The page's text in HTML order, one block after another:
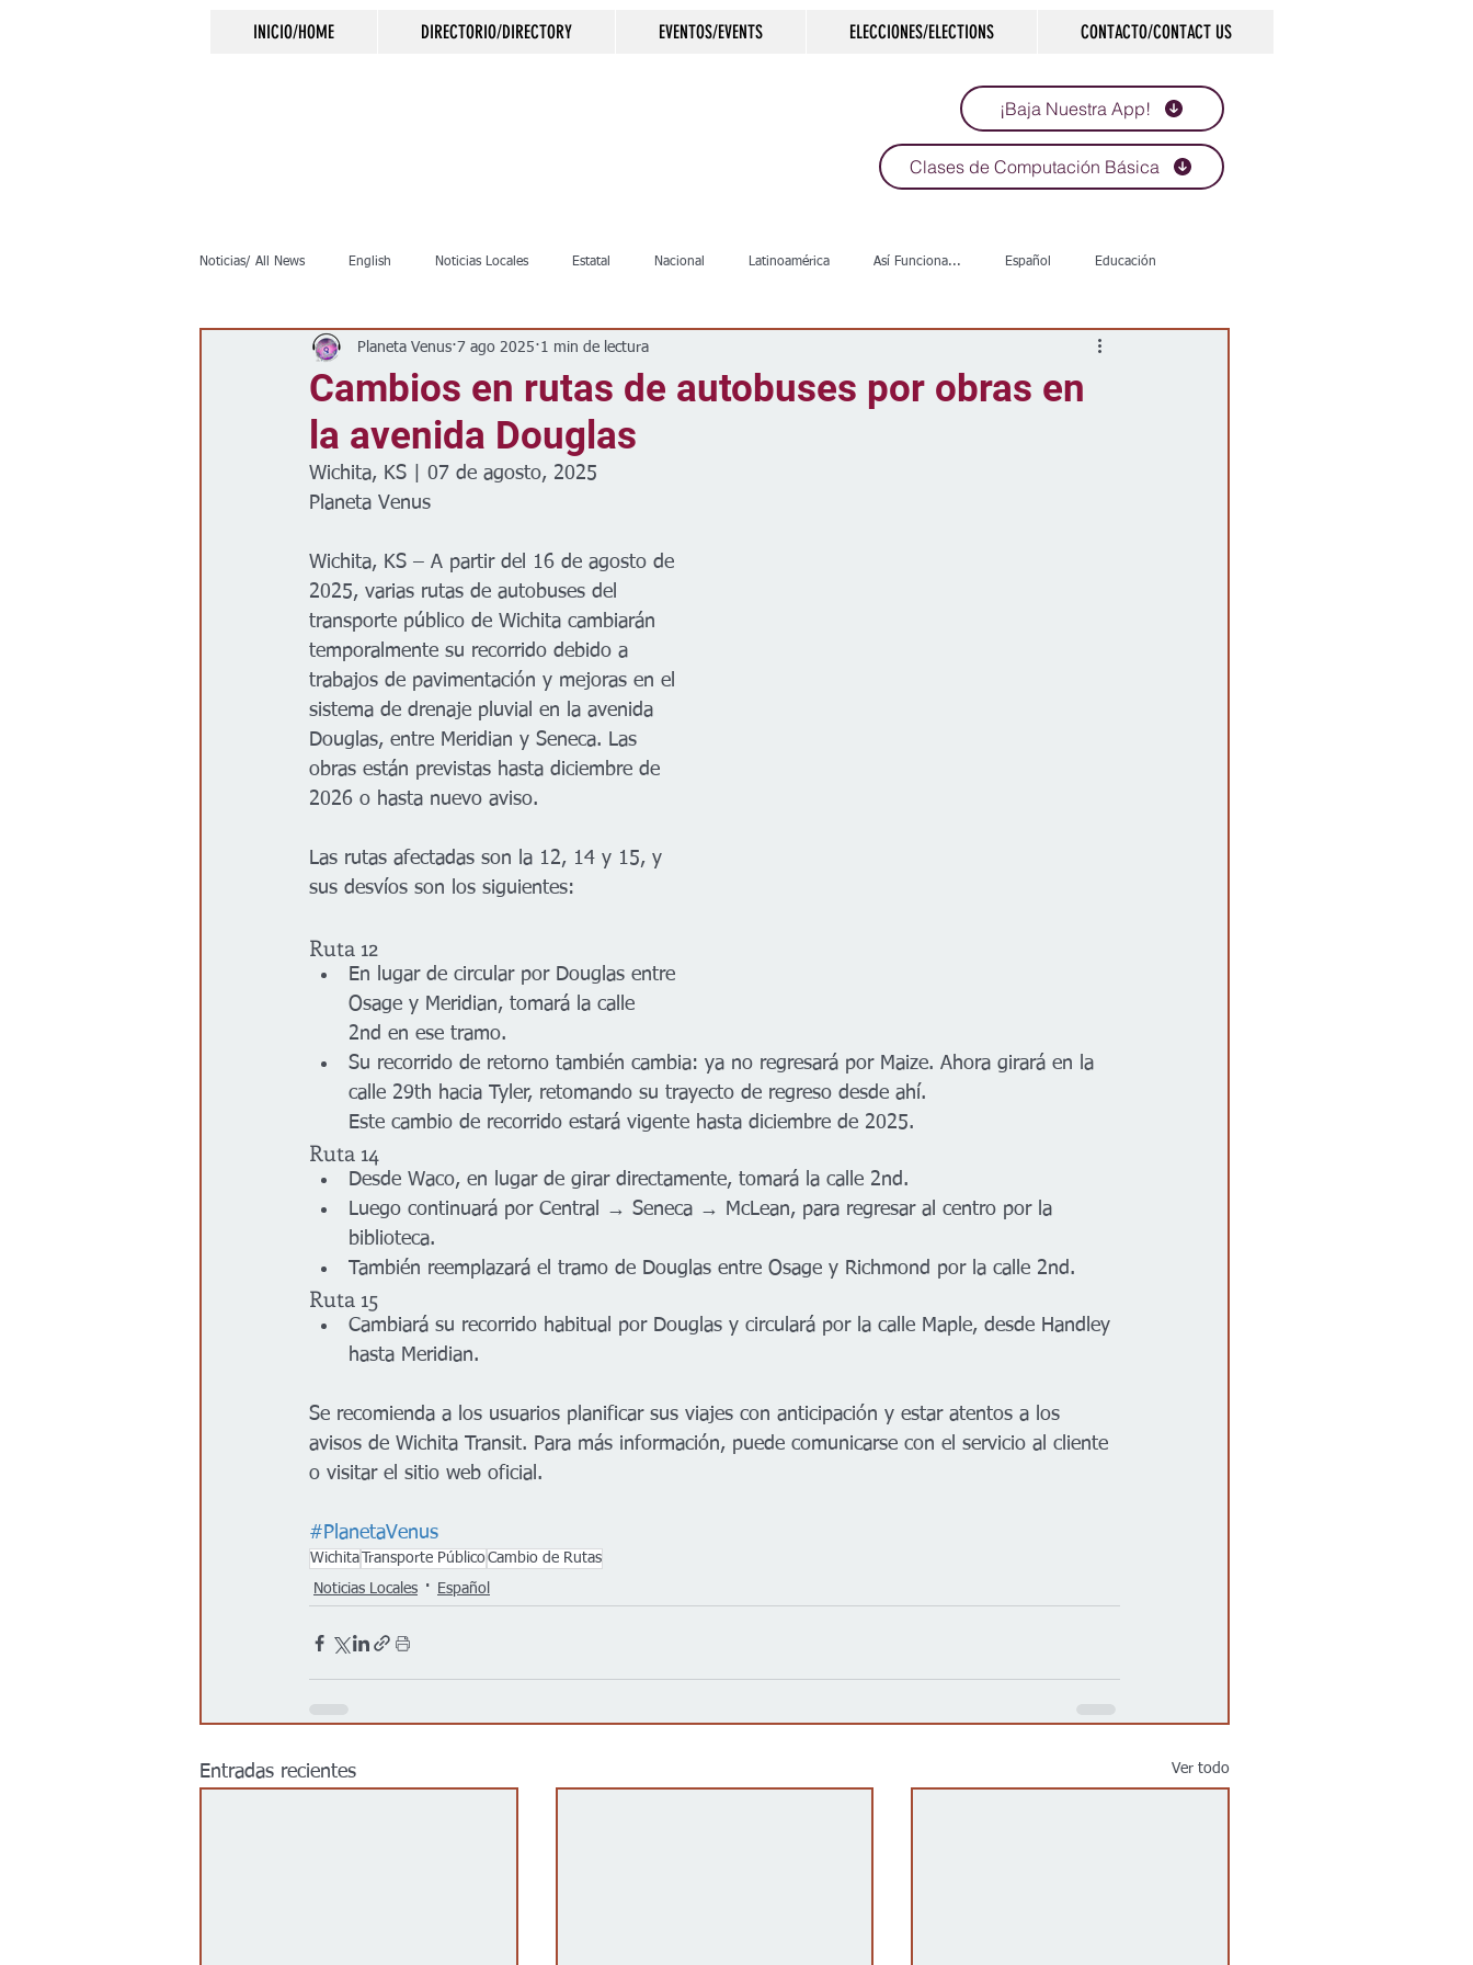
INICIO/HOME DIRECTORIO/DIRECTORY EVENTOS/EVENTS ELECCIONES/ELECTIONS CONTACTO/CONTACT US
¡Baja Nuestra App!
Clases de Computación Básica
Noticias/ All News English Noticias Locales Estatal Nacional Latinoamérica Así Funciona... Español Educación
Inmigración Crimen Negocios Salud Arte & Cultura
Clima Vivienda Escuelas Calles
Cambios en rutas de autobuses por obras en
la avenida Douglas
Planeta Venus 7 ago 2025 1 min de lectura
Wichita, KS | 07 de agosto, 2025
Planeta Venus
Wichita, KS – A partir del 16 de agosto de
2025, varias rutas de autobuses del
transporte público de Wichita cambiarán
temporalmente su recorrido debido a
trabajos de pavimentación y mejoras en el
sistema de drenaje pluvial en la avenida
Douglas, entre Meridian y Seneca. Las
obras están previstas hasta diciembre de
2026 o hasta nuevo aviso.
Las rutas afectadas son la 12, 14 y 15, y
sus desvíos son los siguientes:
Ruta 12
En lugar de circular por Douglas entre
Osage y Meridian, tomará la calle
2nd en ese tramo.
Su recorrido de retorno también cambia: ya no regresará por Maize. Ahora girará en la
calle 29th hacia Tyler, retomando su trayecto de regreso desde ahí.
Este cambio de recorrido estará vigente hasta diciembre de 2025.
Ruta 14
Desde Waco, en lugar de girar directamente, tomará la calle 2nd.
Luego continuará por Central → Seneca → McLean, para regresar al centro por la
biblioteca.
También reemplazará el tramo de Douglas entre Osage y Richmond por la calle 2nd.
Ruta 15
Cambiará su recorrido habitual por Douglas y circulará por la calle Maple, desde Handley
hasta Meridian.
Se recomienda a los usuarios planificar sus viajes con anticipación y estar atentos a los
avisos de Wichita Transit. Para más información, puede comunicarse con el servicio al cliente
o visitar el sitio web oficial.
#PlanetaVenus
Wichita Transporte PúblicoCambio de Rutas
Noticias Locales
Español
Entradas recientes Ver todo